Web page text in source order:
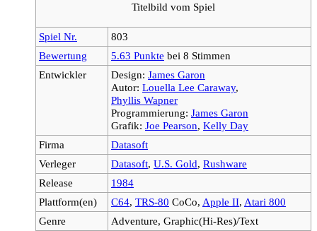
Titelbild vom Spiel
Spiel Nr.
803
Bewertung
5.63 Punkte bei 8 Stimmen
Entwickler
Design: James Garon
Autor: Louella Lee Caraway,
Phyllis Wapner
Programmierung: James Garon
Grafik: Joe Pearson, Kelly Day
Firma
Datasoft
Verleger
Datasoft, U.S. Gold, Rushware
Release
1984
Plattform(en)
C64, TRS-80 CoCo, Apple II, Atari 800
Genre
Adventure, Graphic(Hi-Res)/Text